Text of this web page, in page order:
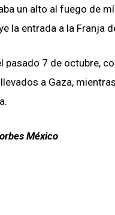
un alto al fuego de
la entrada a la Franja
pasado 7 de octubre,
a Gaza,
México